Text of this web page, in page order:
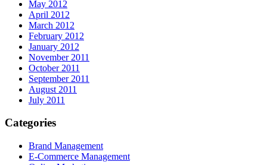
May 2012
April 2012
March 2012
February 2012
January 2012
November 2011
October 2011
September 2011
August 2011
July 2011
Categories
Brand Management
E-Commerce Management